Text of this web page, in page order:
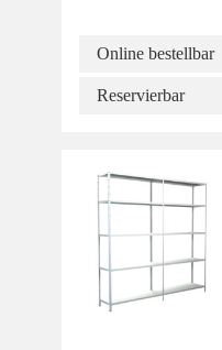
Online bestellbar
Reservierbar